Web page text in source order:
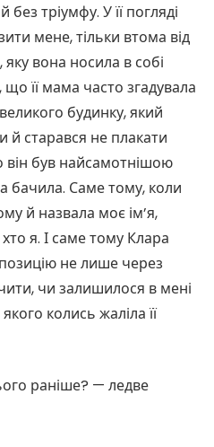
тріумфу. У її погляді
мене, тільки втома від
вона носила в собі
її мама часто згадувала
будинку, який
й старався не плакати
він був найсамотнішою
бачила. Саме тому, коли
й назвала моє ім’я,
я. І саме тому Клара
не лише через
чи залишилося в мені
колись жаліла її
раніше? — ледве